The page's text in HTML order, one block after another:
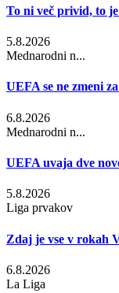
To ni več privid, to
5.8.2026
Mednarodni n...
UEFA se ne zmeni
6.8.2026
Mednarodni n...
UEFA uvaja dve
5.8.2026
Liga prvakov
Zdaj je vse v rokah
6.8.2026
La Liga